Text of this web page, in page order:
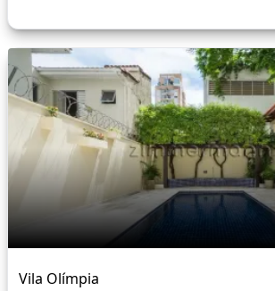
Vila Olímpia